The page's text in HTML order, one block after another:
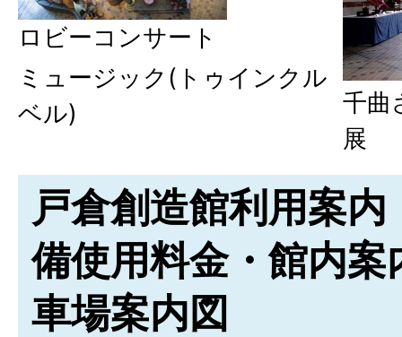
ロビーコンサート
ミュージック(トゥインクル
ベル)
千曲
展
戸倉創造館利用案
備使用料金・館内案
車場案内図